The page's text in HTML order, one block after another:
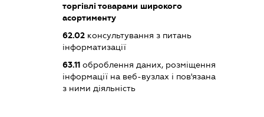
торгівлі товарами широкого
асортименту
62.02 консультування з питань
інформатизації
63.11 оброблення даних, розміщення
інформації на веб-вузлах і пов'язана
з ними діяльність